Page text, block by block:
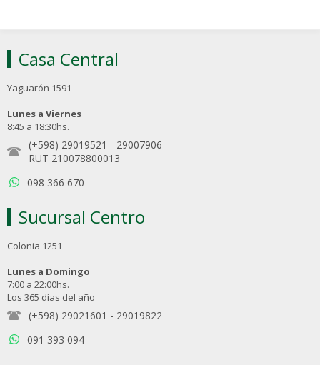
Casa Central
Yaguarón 1591
Lunes a Viernes
8:45 a 18:30hs.
(+598) 29019521 - 29007906
RUT 210078800013
098 366 670
Sucursal Centro
Colonia 1251
Lunes a Domingo
7:00 a 22:00hs.
Los 365 días del año
(+598) 29021601 - 29019822
091 393 094